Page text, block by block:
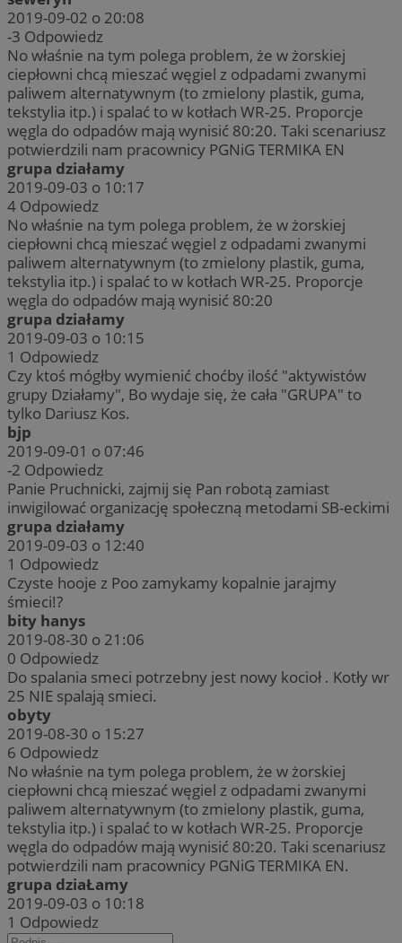
2019-09-02 o 20:08
-3 Odpowiedz
No właśnie na tym polega problem, że w żorskiej
ciepłowni chcą mieszać węgiel z odpadami zwanymi
paliwem alternatywnym (to zmielony plastik, guma,
tekstylia itp.) i spalać to w kotłach WR-25. Proporcje
węgla do odpadów mają wynisić 80:20. Taki scenariusz
potwierdzili nam pracownicy PGNiG TERMIKA EN
grupa działamy
2019-09-03 o 10:17
4 Odpowiedz
No właśnie na tym polega problem, że w żorskiej
ciepłowni chcą mieszać węgiel z odpadami zwanymi
paliwem alternatywnym (to zmielony plastik, guma,
tekstylia itp.) i spalać to w kotłach WR-25. Proporcje
węgla do odpadów mają wynisić 80:20
grupa działamy
2019-09-03 o 10:15
1 Odpowiedz
Czy ktoś mógłby wymienić choćby ilość "aktywistów
grupy Działamy", Bo wydaje się, że cała "GRUPA" to
tylko Dariusz Kos.
bjp
2019-09-01 o 07:46
-2 Odpowiedz
Panie Pruchnicki, zajmij się Pan robotą zamiast
inwigilować organizację społeczną metodami SB-eckimi
grupa działamy
2019-09-03 o 12:40
1 Odpowiedz
Czyste hooje z Poo zamykamy kopalnie jarajmy
śmieci!?
bity hanys
2019-08-30 o 21:06
0 Odpowiedz
Do spalania smeci potrzebny jest nowy kocioł . Kotły wr
25 NIE spalają smieci.
obyty
2019-08-30 o 15:27
6 Odpowiedz
No właśnie na tym polega problem, że w żorskiej
ciepłowni chcą mieszać węgiel z odpadami zwanymi
paliwem alternatywnym (to zmielony plastik, guma,
tekstylia itp.) i spalać to w kotłach WR-25. Proporcje
węgla do odpadów mają wynisić 80:20. Taki scenariusz
potwierdzili nam pracownicy PGNiG TERMIKA EN.
grupa dziaŁamy
2019-09-03 o 10:18
1 Odpowiedz